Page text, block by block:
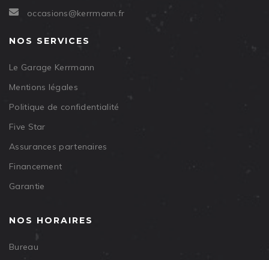
occasions@kerrmann.fr
NOS SERVICES
Le Garage Kerrmann
Mentions légales
Politique de confidentialité
Five Star
Assurances partenaires
Financement
Garantie
NOS HORAIRES
Bureau